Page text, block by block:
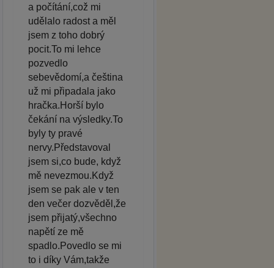
a počítání,což mi
udělalo radost a měl
jsem z toho dobrý
pocit.To mi lehce
pozvedlo
sebevědomí,a čeština
už mi připadala jako
hračka.Horší bylo
čekání na výsledky.To
byly ty pravé
nervy.Představoval
jsem si,co bude, když
mě nevezmou.Když
jsem se pak ale v ten
den večer dozvěděl,že
jsem přijatý,všechno
napětí ze mě
spadlo.Povedlo se mi
to i díky Vám,takže